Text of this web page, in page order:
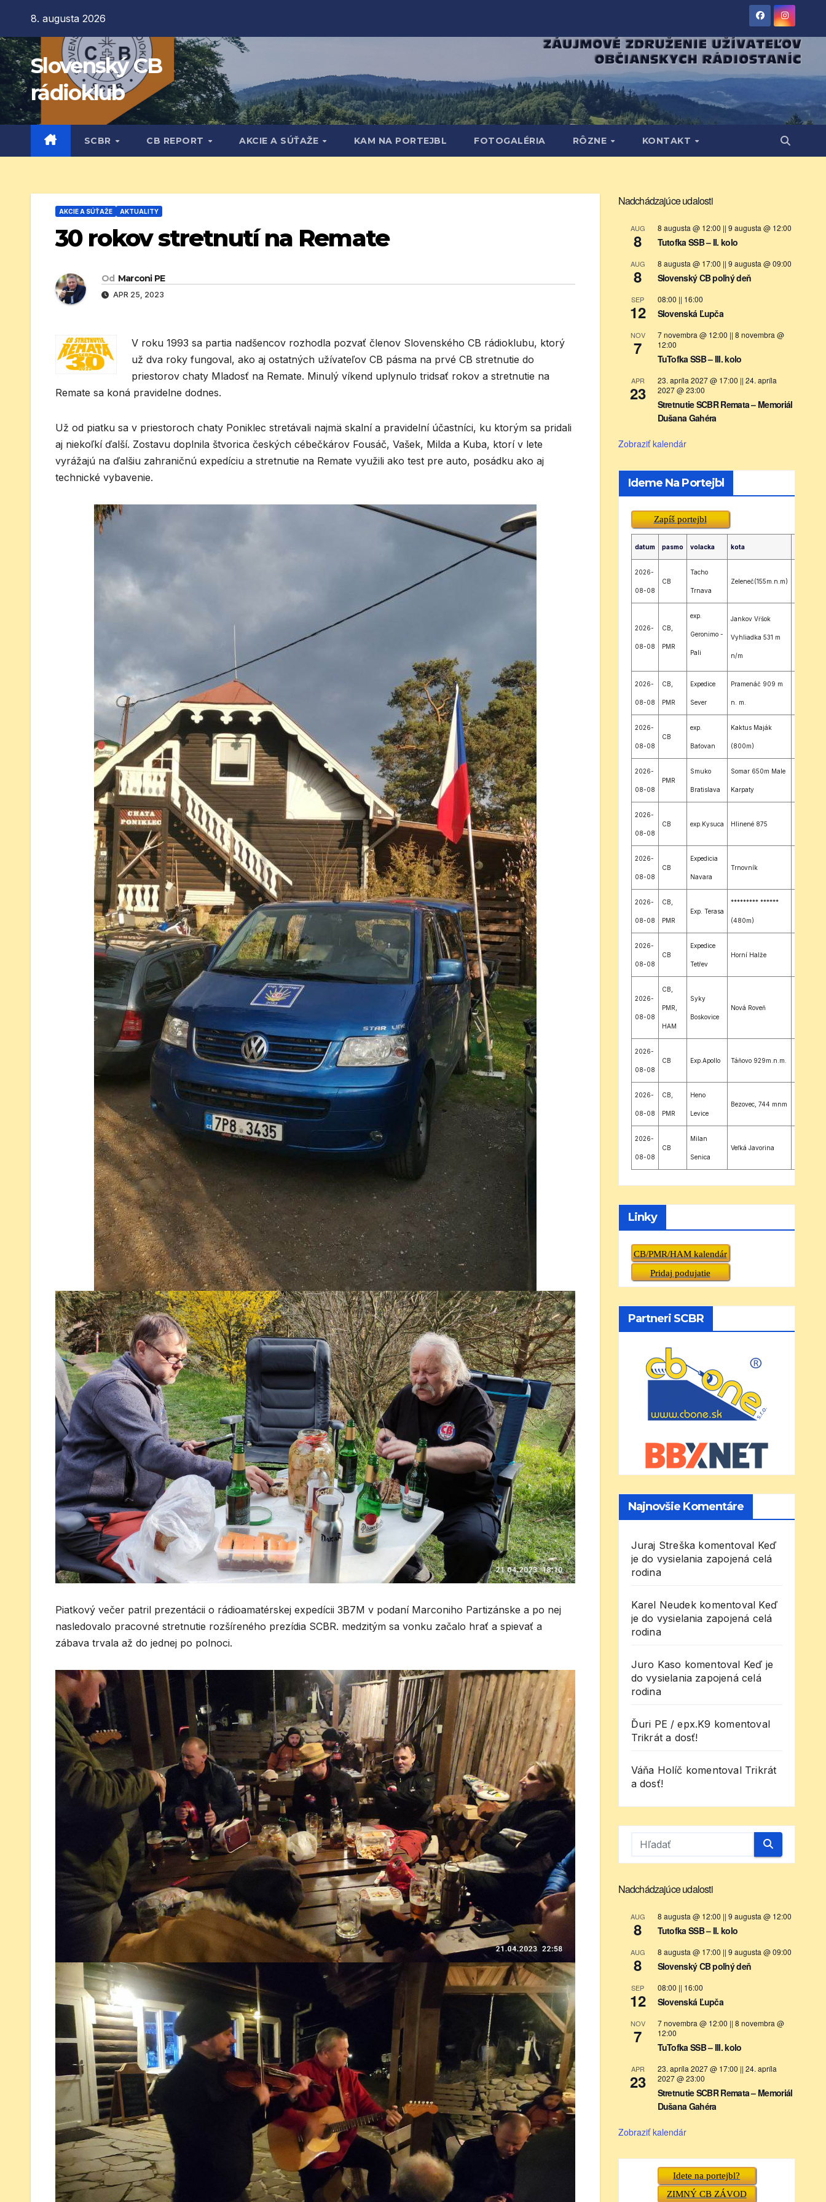
obsah
8. augusta 2026
Slovenský CB
rádioklub
SCBR CB REPORT AKCIE A SÚŤAŽE KAM NA PORTEJBL FOTOGALÉRIA RÔZNE KONTAKT
AKCIE A SÚŤAŽE AKTUALITY
30 rokov stretnutí na Remate
Od Marconi PE
APR 25, 2023
V roku 1993 sa partia nadšencov rozhodla pozvať členov Slovenského CB rádioklubu, ktorý
už dva roky fungoval, ako aj ostatných užívateľov CB pásma na prvé CB stretnutie do
priestorov chaty Mladosť na Remate. Minulý víkend uplynulo tridsať rokov a stretnutie na
Remate sa koná pravidelne dodnes.
Už od piatku sa v priestoroch chaty Poniklec stretávali najmä skalní a pravidelní účastníci, ku ktorým sa pridali
aj niekoľkí ďalší. Zostavu doplnila štvorica českých cébečkárov Fousáč, Vašek, Milda a Kuba, ktorí v lete
vyrážajú na ďalšiu zahraničnú expedíciu a stretnutie na Remate využili ako test pre auto, posádku ako aj
technické vybavenie.
Piatkový večer patril prezentácii o rádioamatérskej expedícii 3B7M v podaní Marconiho Partizánske a po nej
nasledovalo pracovné stretnutie rozšíreného prezídia SCBR. medzitým sa vonku začalo hrať a spievať a
zábava trvala až do jednej po polnoci.
Nadchádzajúce udalosti
AUG
8
8 augusta @ 12:00 || 9 augusta @ 12:00
Tutofka SSB – II. kolo
AUG
8
8 augusta @ 17:00 || 9 augusta @ 09:00
Slovenský CB poľný deň
SEP
12
08:00 || 16:00
Slovenská Ľupča
NOV
7
7 novembra @ 12:00 || 8 novembra @
12:00
TuTofka SSB – III. kolo
APR
23
23. apríla 2027 @ 17:00 || 24. apríla
2027 @ 23:00
Stretnutie SCBR Remata – Memoriál
Dušana Gahéra
Zobraziť kalendár
Ideme Na Portejbl
Zapíš portejbl
datum pasmo volacka kota
2026-
08-08
CB
Tacho
Trnava
Zeleneč(155m.n.m)
2026-
08-08
CB,
PMR
exp.
Geronimo -
Pali
Tekovské
Lužany
Jankov Vŕšok
Vyhliadka 531 m
n/m
2026-
08-08
CB,
PMR
Expedice
Sever
Pramenáč 909 m
n. m.
2026-
08-08
CB
exp.
Baťovan
Kaktus Maják
(800m)
2026-
08-08
PMR
Smuko
Bratislava
Somar 650m Male
Karpaty
2026-
08-08
CB exp.Kysuca Hlinené 875
2026-
08-08
CB
Expedicia
Navara
Trnovník
2026-
08-08
CB,
PMR
Exp. Terasa
********* ******
(480m)
2026-
08-08
CB
Expedice
Tetřev
Horní Halže
2026-
08-08
CB,
PMR,
HAM
Syky
Boskovice
Nová Roveň
2026-
08-08
CB Exp.Apollo Táňovo 929m.n.m.
2026-
08-08
CB,
PMR
Heno
Levice
Bezovec, 744 mnm
2026-
08-08
CB
Milan
Senica
Veľká Javorina
Linky
CB/PMR/HAM kalendár
Pridaj podujatie
Partneri SCBR
Najnovšie Komentáre
Juraj Streška komentoval Keď
je do vysielania zapojená celá
rodina
Karel Neudekkomentoval Keď
je do vysielania zapojená celá
rodina
Juro Kaso komentoval Keď je
do vysielania zapojená celá
rodina
Ďuri PE / epx.K9 komentoval
Trikrát a dosť!
Váňa Holíč komentoval Trikrát
a dosť!
Nadchádzajúce udalosti
AUG
8
8 augusta @ 12:00 || 9 augusta @ 12:00
Tutofka SSB – II. kolo
AUG
8
8 augusta @ 17:00 || 9 augusta @ 09:00
Slovenský CB poľný deň
SEP
12
08:00 || 16:00
Slovenská Ľupča
NOV
7
7 novembra @ 12:00 || 8 novembra @
12:00
TuTofka SSB – III. kolo
APR
23
23. apríla 2027 @ 17:00 || 24. apríla
2027 @ 23:00
Stretnutie SCBR Remata – Memoriál
Dušana Gahéra
Zobraziť kalendár
Idete na portejbl?
ZIMNÝ CB ZÁVOD